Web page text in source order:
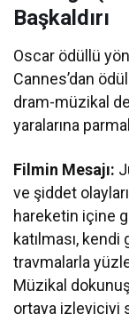
Başkaldırı
Oscar ödüllü
Cannes’dan
dram-müzikal
yaralarına
Filmin Mesajı:
ve şiddet
hareketin içine
katılması, kendi
travmalarla
Müzikal
ortaya izleyiciyi